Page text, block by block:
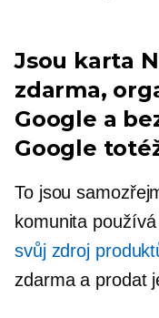
Jsou karta
zdarma,
Google a
Google
To jsou
komunita
svůj zdroj
zdarma a prodat